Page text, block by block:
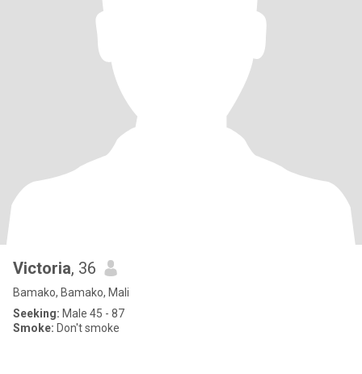
Victoria, 36
Bamako, Bamako, Mali
Seeking: Male 45 - 87
Smoke: Don't smoke